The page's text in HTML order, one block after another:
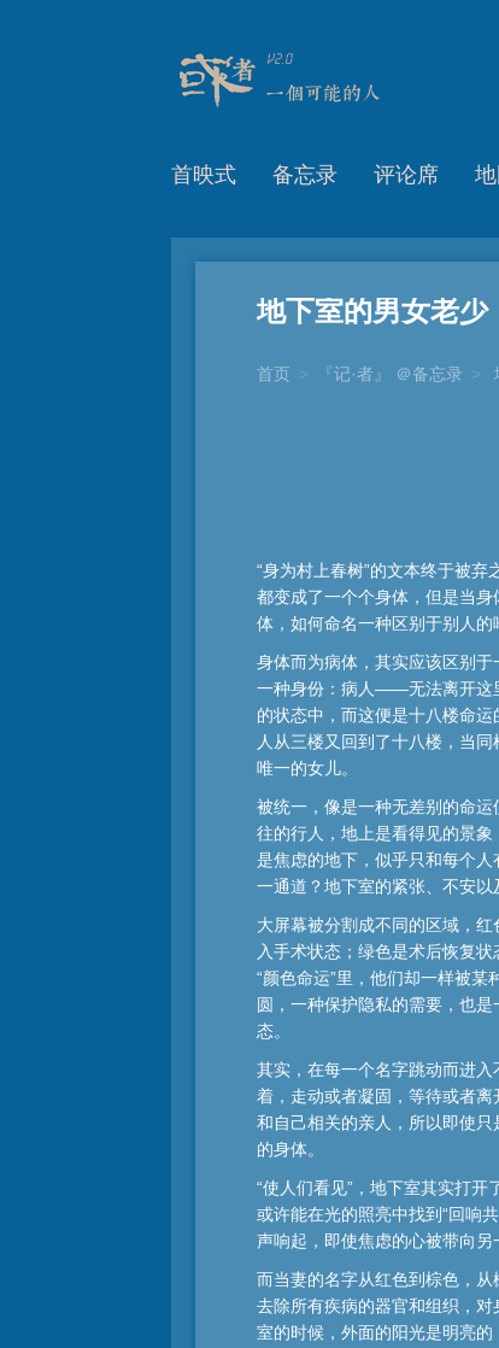
首映式 备忘录 评论席
地下室的男女老少
首页 > 『记·者』 ＠备忘录 >
“身为村上春树”的文本终于被弃
都变成了一个个身体，但是当
体，如何命名一种区别于别人的
身体而为病体，其实应该区别
一种身份：病人——无法离开这
的状态中，而这便是十八楼命
人从三楼又回到了十八楼，当
唯一的女儿。
被统一，像是一种无差别的命
往的行人，地上是看得见的景
是焦虑的地下，似乎只和每个
一通道？地下室的紧张、不安
大屏幕被分割成不同的区域，
入手术状态；绿色是术后恢复
“颜色命运”里，他们却一样被
圆，一种保护隐私的需要，也
态。
其实，在每一个名字跳动而进
着，走动或者凝固，等待或者
和自己相关的亲人，所以即使
的身体。
“使人们看见”，地下室其实打
或许能在光的照亮中找到“回响
声响起，即使焦虑的心被带向
而当妻的名字从红色到棕色，
去除所有疾病的器官和组织，
室的时候，外面的阳光是明亮